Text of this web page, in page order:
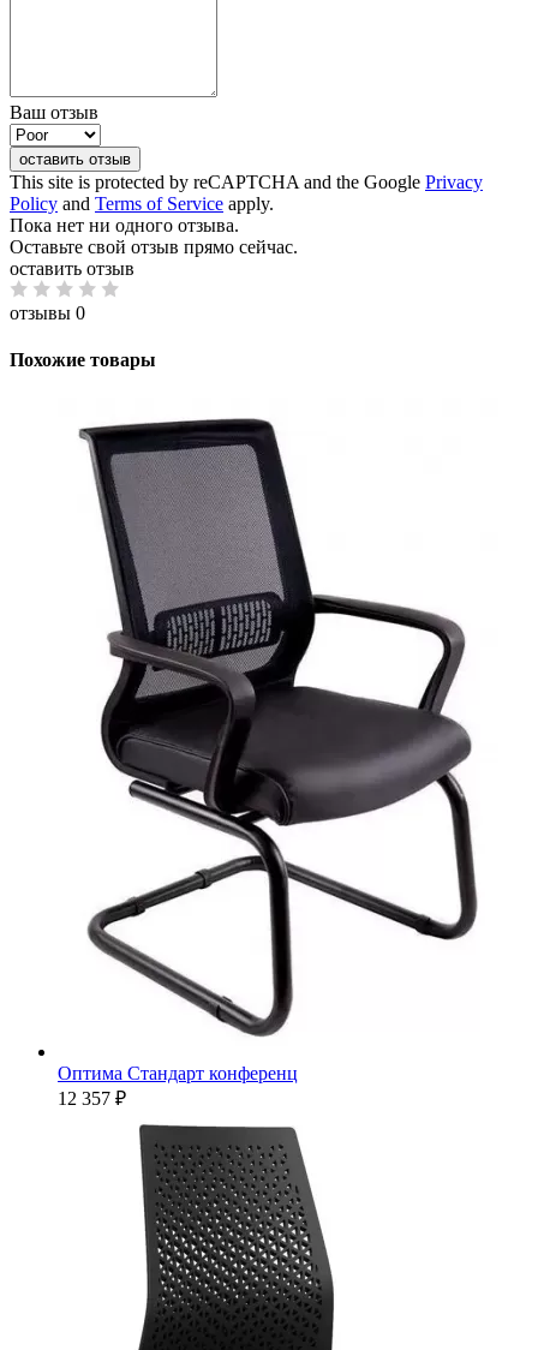
Ваш отзыв
оставить отзыв
This site is protected by reCAPTCHA and the Google Privacy
Policy and Terms of Service apply.
Пока нет ни одного отзыва.
Оставьте свой отзыв прямо сейчас.
оставить отзыв
отзывы 0
Похожие товары
Оптима Стандарт конференц
12 357 ₽